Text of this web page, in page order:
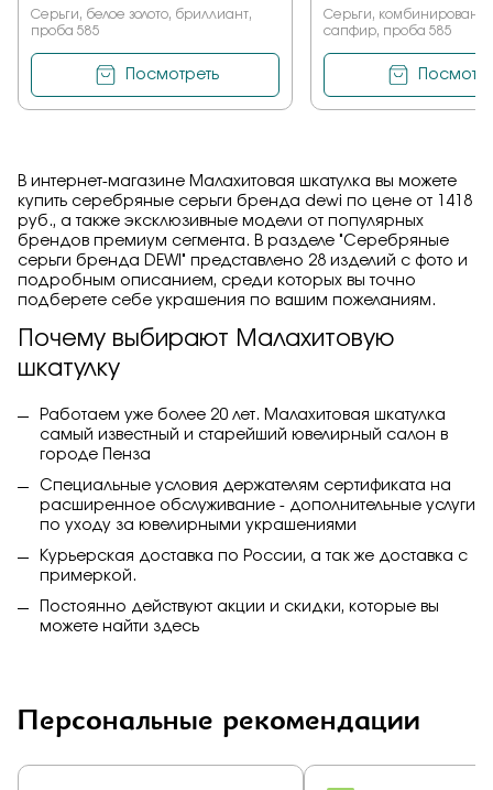
Серьги, белое золото, бриллиант,
проба 585
Посмотреть
Серьги,
сапфир, проба 585
В интернет-магазине Малахитовая шкатулка вы можете
купить серебряные серьги бренда dewi по цене от 1418
руб., а также эксклюзивные модели от популярных
брендов премиум сегмента. В разделе "Серебряные
серьги бренда DEWI" представлено 28 изделий с фото и
подробным описанием, среди которых вы точно
подберете себе украшения по вашим пожеланиям.
Почему выбирают Малахитовую
шкатулку
Работаем уже более 20 лет. Малахитовая шкатулка
самый известный и старейший ювелирный салон в
городе Пенза
Специальные условия держателям сертификата на
расширенное обслуживание - дополнительные услуги
по уходу за ювелирными украшениями
Курьерская доставка по России, а так же доставка с
примеркой.
Постоянно действуют акции и скидки, которые вы
можете найти здесь
Персональные рекомендации